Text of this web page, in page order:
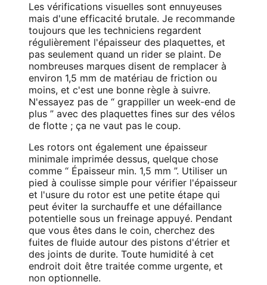
Les vérifications visuelles sont ennuyeuses
mais d'une efficacité brutale. Je recommande
toujours que les techniciens regardent
régulièrement l'épaisseur des plaquettes, et
pas seulement quand un rider se plaint. De
nombreuses marques disent de remplacer à
environ 1,5 mm de matériau de friction ou
moins, et c'est une bonne règle à suivre.
N'essayez pas de “ grappiller un week-end de
plus ” avec des plaquettes fines sur des vélos
de flotte ; ça ne vaut pas le coup.
Les rotors ont également une épaisseur
minimale imprimée dessus, quelque chose
comme “ Épaisseur min. 1,5 mm ”. Utiliser un
pied à coulisse simple pour vérifier l'épaisseur
et l'usure du rotor est une petite étape qui
peut éviter la surchauffe et une défaillance
potentielle sous un freinage appuyé. Pendant
que vous êtes dans le coin, cherchez des
fuites de fluide autour des pistons d'étrier et
des joints de durite. Toute humidité à cet
endroit doit être traitée comme urgente, et
non optionnelle.